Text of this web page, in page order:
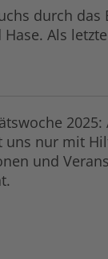
durch
Als
uns nur mit
und